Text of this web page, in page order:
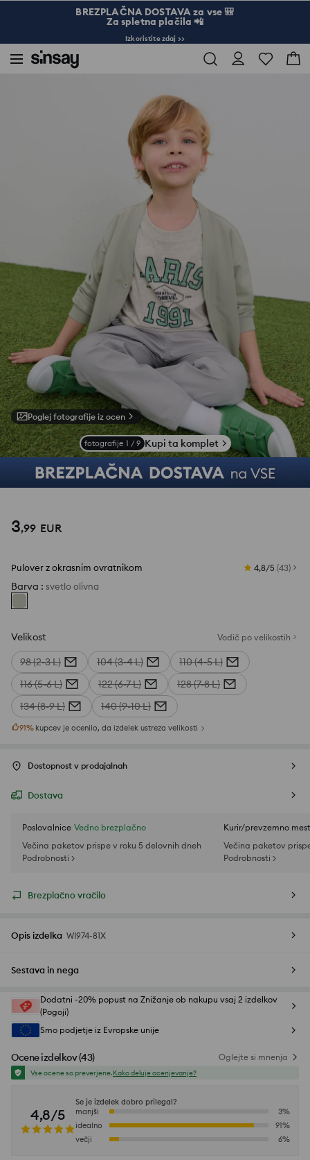
BREZPLAČNA DOSTAVA za vse 🎒
Za spletna plačila 📲
Izkoristite zdaj >>
Poglej fotografije iz ocen
fotografije 1 / 9 Kupi ta komplet
3,99 EUR
Pulover z okrasnim ovratnikom 4,8/5 (43)
Barva : svetlo olivna
Velikost Vodič po velikostih
98 (2-3 L) 104 (3-4 L)
110 (4-5 L)
116 (5-6 L)
122 (6-7 L)
128 (7-8 L)
134 (8-9 L)
140 (9-10 L)
91% kupcev je ocenilo, da izdelek ustreza velikosti
Dostopnost v prodajalnah
Dostava
Poslovalnice Vedno brezplačno
Večina paketov prispe v roku 5 delovnih dneh
Podrobnosti >
Kurir/prevzemno
Večina paketov
Podrobnosti >
Brezplačno vračilo
Opis izdelka WI974-81X
Sestava in nega
Dodatni -20% popust na Znižanje ob nakupu vsaj 2 izdelkov
(Pogoji)
Smo podjetje iz Evropske unije
Ocene izdelkov(43) Oglejte si mnenja
Vse ocene so preverjene.Kako deluje ocenjevanje?
4,8/5
Se je izdelek dobro prilegal?
manjši
3%
idealno
91%
večji
6%